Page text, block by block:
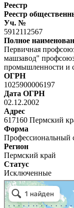
Реестр
Реестр
Уч. №
5912112567
Полное
Первичная
машзавод"
промышленности и
ОГРН
1025900006197
Дата ОГРН
02.12.2002
Адрес
617160 Пермский
Форма
Профессиональный
Регион
Пермский край
Статус
Исключенные